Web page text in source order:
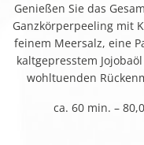
Genießen Sie das
Ganzkörperpeeling mit
feinem Meersalz, eine
kaltgepresstem
wohltuenden
ca. 60 min. –